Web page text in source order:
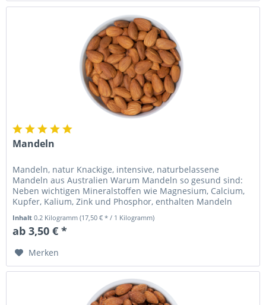
Mandeln
Mandeln, natur Knackige, intensive, naturbelassene
Mandeln aus Australien Warum Mandeln so gesund sind:
Neben wichtigen Mineralstoffen wie Magnesium, Calcium,
Kupfer, Kalium, Zink und Phosphor, enthalten Mandeln
Inhalt0.2 Kilogramm(17,50 € * / 1 Kilogramm)
ab 3,50 € *
Merken